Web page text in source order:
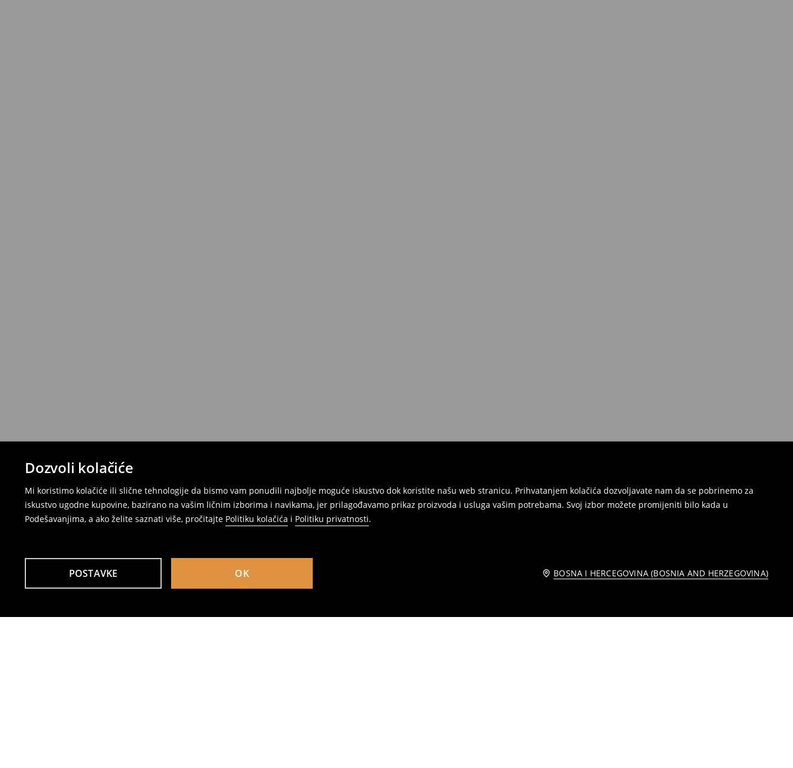
Dozvoli kolačiće
Mi koristimo kolačiće ili slične tehnologije da bismo vam ponudili najbolje moguće iskustvo dok koristite našu web stranicu. Prihvatanjem kolačića dozvoljavate nam da se pobrinemo za
iskustvo ugodne kupovine, bazirano na vašim ličnim izborima i navikama, jer prilagođavamo prikaz proizvoda i usluga vašim potrebama. Svoj izbor možete promijeniti bilo kada u
Podešavanjima, a ako želite saznati više, pročitajte Politiku kolačića i Politiku privatnosti.
POSTAVKE OK BOSNA I HERCEGOVINA (BOSNIA AND HERZEGOVINA)